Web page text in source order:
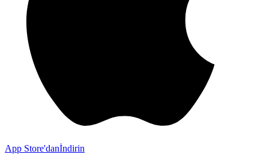
App Store'danİndirin